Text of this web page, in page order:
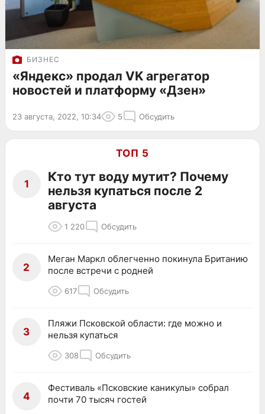
БИЗНЕС
«Яндекс» продал VK агрегатор
новостей и платформу «Дзен»
23 августа, 2022, 10:34 5 Обсудить
ТОП 5
1
Кто тут воду мутит? Почему
нельзя купаться после 2
августа
1 220 Обсудить
2
Меган Маркл облегченно покинула Британию
после встречи с родней
617 Обсудить
3
Пляжи Псковской области: где можно и
нельзя купаться
308 Обсудить
4
Фестиваль «Псковские каникулы» собрал
почти 70 тысяч гостей